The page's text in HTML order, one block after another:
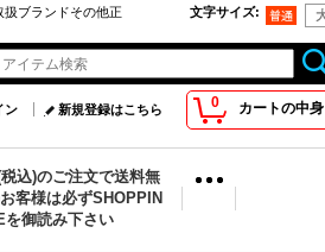
扱ブランドその他正
文字サイズ:
0 カートの中身
ン 新規登録はこちら
込)のご注文で送料無
客様は必ずSHOPPIN
を御読み下さい